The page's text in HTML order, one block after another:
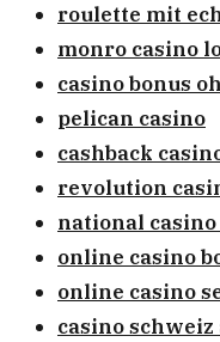
roulette mit
monro casino
casino bonus
pelican casino
cashback
revolution
national
online casino
online casino
casino